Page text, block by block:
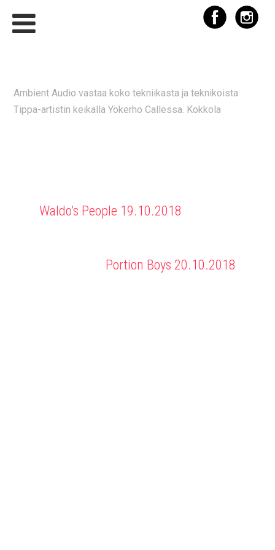
Ambient Audio vastaa koko tekniikasta ja teknikoista
Tippa-artistin keikalla Yökerho Callessa. Kokkola
Waldo’s People 19.10.2018
Portion Boys 20.10.2018